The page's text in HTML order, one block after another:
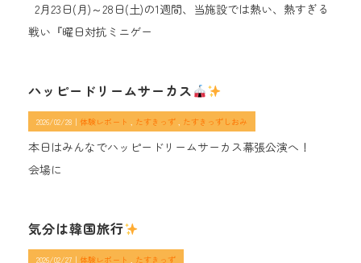
2月23日(月)～28日(土)の1週間、当施設では熱い、熱すぎる
戦い『曜日対抗ミニゲー
ハッピードリームサーカス
2026/02/28｜ 体験レポート たすきっず たすきっずしおみ
本日はみんなでハッピードリームサーカス幕張公演へ！
会場に
気分は韓国旅行
2026/02/27｜ 体験レポート たすきっず